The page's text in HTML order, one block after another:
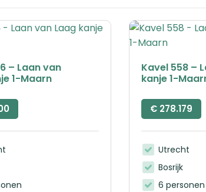
– Laan van
1-Maarn
Kavel 558 –
kanje 1-
€278.179
Utrecht
Bosrijk
6 personen